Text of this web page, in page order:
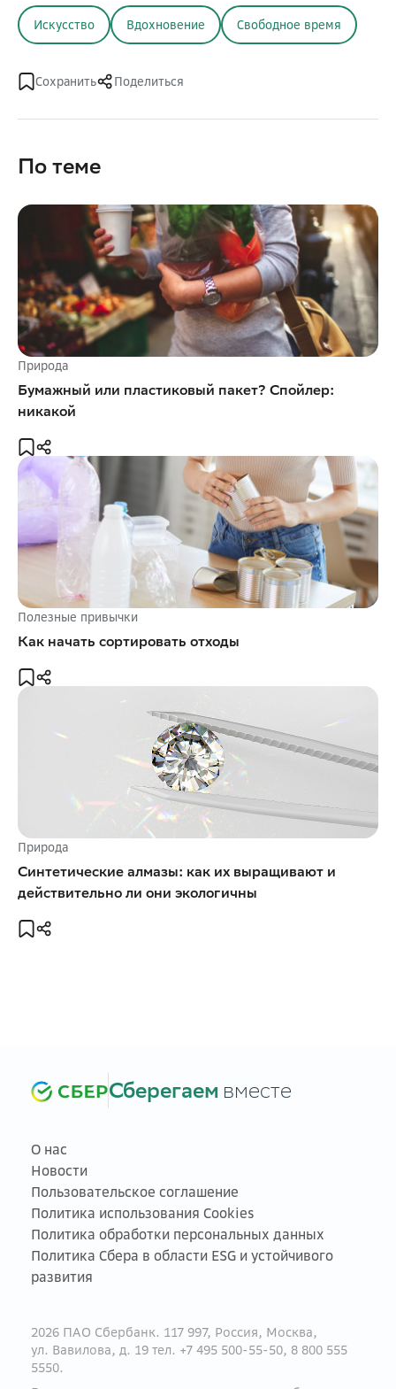
Искусство Вдохновение Свободное время
Сохранить Поделиться
По теме
Природа
Бумажный или пластиковый пакет? Спойлер:
никакой
Полезные привычки
Как начать сортировать отходы
Природа
Синтетические алмазы: как их выращивают и
действительно ли они экологичны
Сберегаем вместе
О нас
Новости
Пользовательское соглашение
Политика использования Cookies
Политика обработки персональных данных
Политика Сбера в области ESG и устойчивого
развития
2026 ПАО Сбербанк. 117 997, Россия, Москва,
ул. Вавилова, д. 19 тел. +7 495 500-55-50, 8 800 555
5550.